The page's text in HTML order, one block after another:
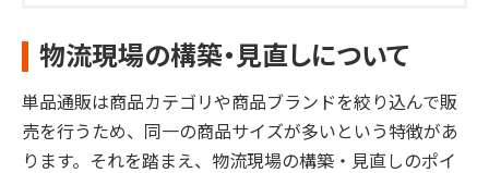
物流現場の構築・見直しについて
単品通販は商品カテゴリや商品ブランドを絞り込んで販
売を行うため、同一の商品サイズが多いという特徴があ
ります。それを踏まえ、物流現場の構築・見直しのポイ